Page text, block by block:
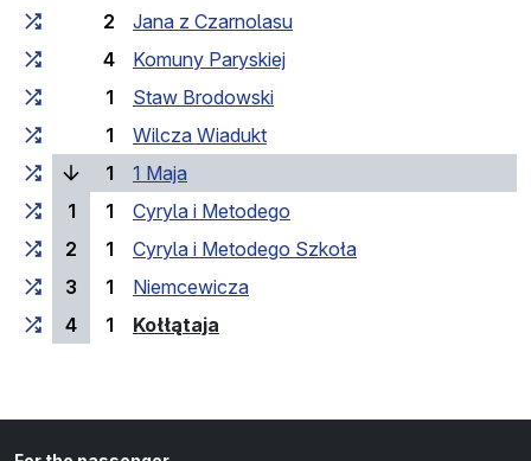
2
Jana z Czarnolasu
4
Komuny Paryskiej
1
Staw Brodowski
1
Wilcza Wiadukt
1
1 Maja
1
1
Cyryla i Metodego
2
1
Cyryla i Metodego Szkoła
3
1
Niemcewicza
4
1 Kołłątaja